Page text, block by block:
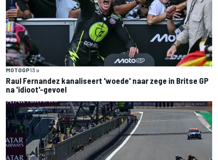
MOTOGP13 u
Raul Fernandez kanaliseert 'woede' naar zege in Britse GP
na 'idioot'-gevoel